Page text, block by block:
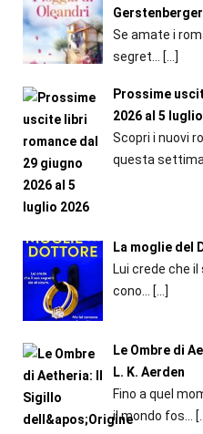
Gerstenberger
Se amate i
segret...
[…]
Prossime
2026 al 5
Scopri i nuovi
questa
La moglie del
Lui crede che
cono... […]
Le Ombre di
L. K. Aerden
Fino a quel
il mondo fos...